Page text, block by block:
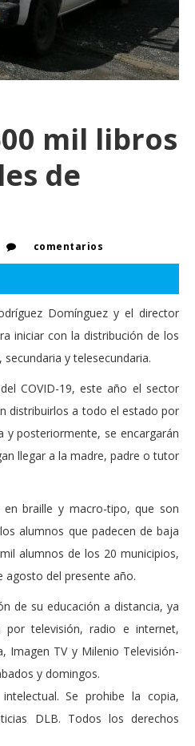
mil libros
de
comentarios
Domínguez y el director
iniciar con la distribución de los
y telesecundaria.
COVID-19, este año el sector
distribuirlos a todo el estado por
posteriormente, se encargarán
llegar a la madre, padre o tutor
braille y macro-tipo, que son
alumnos que padecen de baja
alumnos de los 20 municipios,
agosto del presente año.
de su educación a distancia, ya
por televisión, radio e internet,
Imagen TV y Milenio Televisión-
y domingos.
Se prohibe la copia,
DLB. Todos los derechos